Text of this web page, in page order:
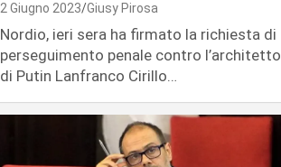
2 Giugno 2023 Giusy Pirosa
Nordio, ieri sera ha firmato la richiesta di
perseguimento penale contro l’architetto
di Putin Lanfranco Cirillo…